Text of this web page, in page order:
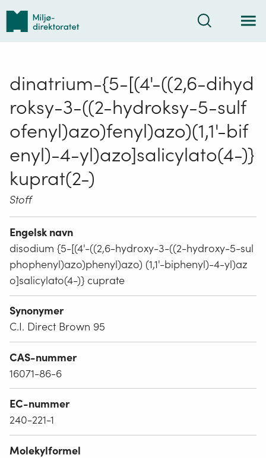
Tilbake
forsiden
Søk
dinatrium-{5-[(4'-((2,6-dihyd
roksy-3-((2-hydroksy-5-sulf
ofenyl)azo)fenyl)azo)(1,1'-bif
enyl)-4-yl)azo]salicylato(4-)}
kuprat(2-)
Stoff
Engelsk navn
disodium {5-[(4'-((2,6-hydroxy-3-((2-hydroxy-5-sul
phophenyl)azo)phenyl)azo) (1,1'-biphenyl)-4-yl)az
o]salicylato(4-)} cuprate
Synonymer
C.I. Direct Brown 95
CAS-nummer
16071-86-6
EC-nummer
240-221-1
Molekylformel